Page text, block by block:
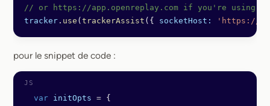
// or https://app.openreplay.com if you're using
tracker . use ( trackerAssist ({ socketHost: 'https://
pour le snippet de code :
  var
initOpts = {